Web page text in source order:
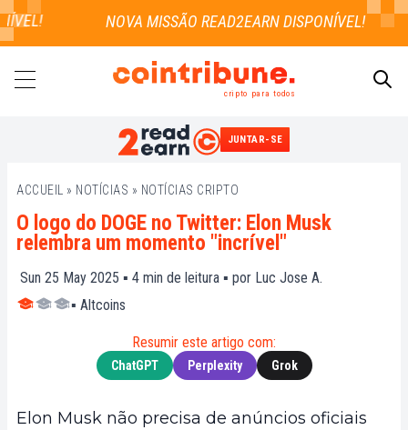
cripto para todos
JUNTAR-SE
ACCUEIL » NOTÍCIAS » NOTÍCIAS CRIPTO
O logo do DOGE no Twitter: Elon Musk
relembra um momento "incrível"
Sun 25 May 2025 ▪ 4 min de leitura ▪ por Luc Jose A.
▪ Altcoins
Resumir este artigo com:
ChatGPT Perplexity Grok
Elon Musk não precisa de anúncios oficiais